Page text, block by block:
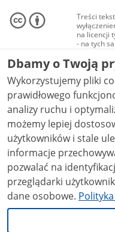
Treści
na licencji
- na tych
Materiały
audio i
Creative
NC-ND
Dbamy o Twoją
Wykorzystujemy pliki
prawidłowego
analizy ruchu i optymalizacji
możemy lepiej
użytkowników i stale ulepszać
informacje
pozwalać na
przeglądarki
dane osobowe.